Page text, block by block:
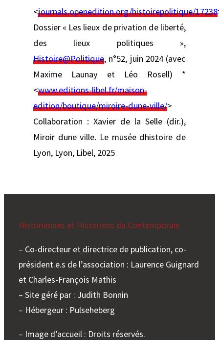
<journals.openedition.org/histoirepolitique/17238
Dossier « Les lieux de privation de liberté,
des lieux politiques »,
Histoire@Politique, n°52, juin 2024 (avec
Maxime Launay et Léo Rosell) *
<www.editions-libel.fr/maison-
edition/boutique/miroire-dune-ville/>
Collaboration : Xavier de la Selle (dir.),
Miroir dune ville. Le musée dhistoire de
Lyon, Lyon, Libel, 2025
Historiennes et Historiens du Contemporain
– Co-directeur et directrice de publication, co-
président.e.s de l’association : Laurence Guignard
et Charles-François Mathis
– Site géré par : Judith Bonnin
– Hébergeur : Pulseheberg
– Image d’accueil : Droits réservés.